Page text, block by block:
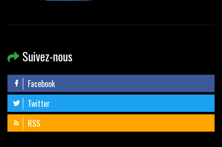
Suivez-nous
Facebook
Twitter
RSS